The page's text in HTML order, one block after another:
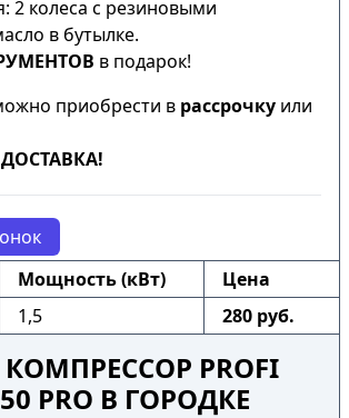
2 колеса с резиновыми
в бутылке.
в подарок!
приобрести в рассрочку или
Мощность (кВт)
Цена
1,5 280 руб.
PROFI
50 PRO В ГОРОДКЕ